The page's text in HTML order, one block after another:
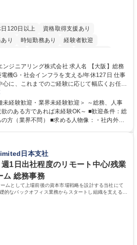
120日以上
資格取得支援あり
り 時短勤務あり
経験者歓迎
服装自由 寮・社宅あり 食事補助あり
ング株式会社 求人名 【大阪】総務
G・社会インフラを支える/年休127日 仕事
心に、これまでのご経験に応じて幅広くお任せ
生運用 など ※基本的には事務所勤務ですが、
り、関西圏以外への日帰り・宿泊を伴う国内
務を持ちつつ、お互いに助け合いながら、総
未経験歓迎・業界未経験歓迎＞ ～総務、人事
のある方であれば未経験OK～ ■歓迎条件：総
■求める人物像：・社内外の
日本支社
1日出社程度のリモート中心/残業
ム 総務事務
ムとして上場前後の資本市場戦略を設計する当社にて
的なバックオフィス業務からスタートし組織を支える専
です。